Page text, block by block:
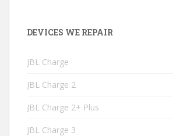
DEVICES WE REPAIR
JBL Charge
JBL Charge 2
JBL Charge 2+ Plus
JBL Charge 3